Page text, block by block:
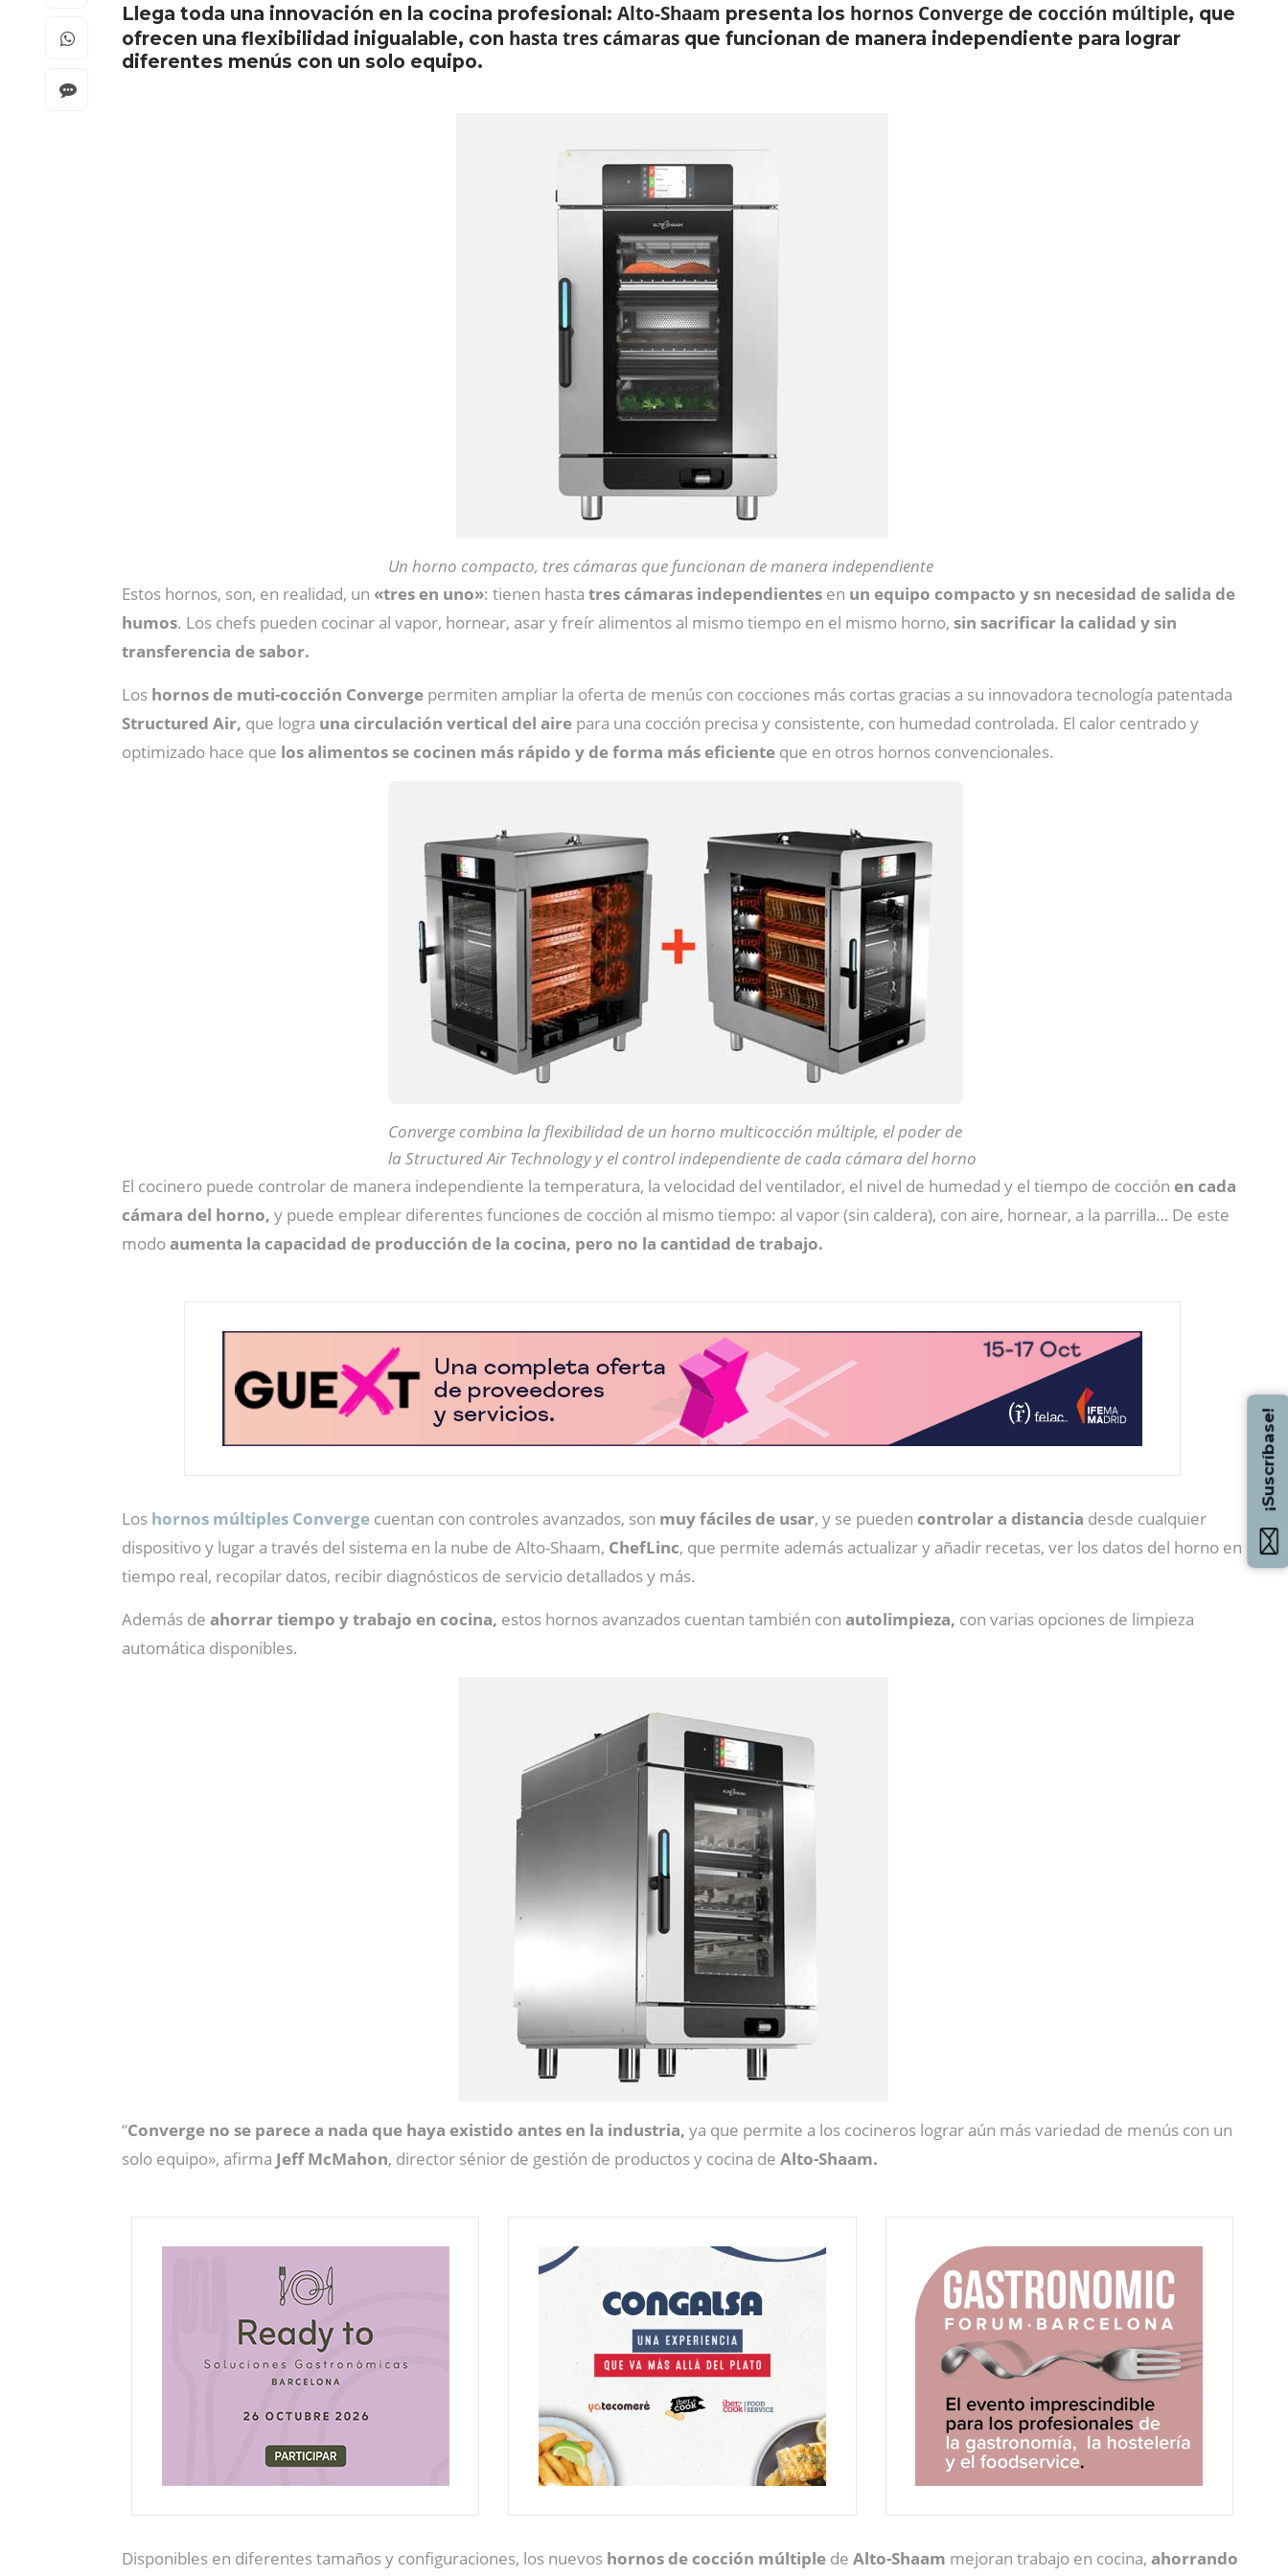
Llega toda una innovación en la cocina profesional: Alto-Shaam presenta los hornos Converge de cocción múltiple, que
ofrecen una flexibilidad inigualable, con hasta tres cámaras que funcionan de manera independiente para lograr
diferentes menús con un solo equipo.
Un horno compacto, tres cámaras que funcionan de manera independiente
Estos hornos, son, en realidad, un «tres en uno»: tienen hasta tres cámaras independientes en un equipo compacto y sn necesidad de salida de
humos. Los chefs pueden cocinar al vapor, hornear, asar y freír alimentos al mismo tiempo en el mismo horno, sin sacrificar la calidad y sin
transferencia de sabor.
Los hornos de muti-cocción Converge permiten ampliar la oferta de menús con cocciones más cortas gracias a su innovadora tecnología patentada
Structured Air, que logra una circulación vertical del aire para una cocción precisa y consistente, con humedad controlada. El calor centrado y
optimizado hace que los alimentos se cocinen más rápido y de forma más eficiente que en otros hornos convencionales.
Converge combina la flexibilidad de un horno multicocción múltiple, el poder de
la Structured Air Technology y el control independiente de cada cámara del horno
El cocinero puede controlar de manera independiente la temperatura, la velocidad del ventilador, el nivel de humedad y el tiempo de cocción en cada
cámara del horno, y puede emplear diferentes funciones de cocción al mismo tiempo: al vapor (sin caldera), con aire, hornear, a la parrilla… De este
modoaumenta la capacidad de producción de la cocina, pero no la cantidad de trabajo.
Los hornos múltiples Converge cuentan con controles avanzados, son muy fáciles de usar, y se pueden controlar a distancia desde cualquier
dispositivo y lugar a través del sistema en la nube de Alto-Shaam, ChefLinc, que permite además actualizar y añadir recetas, ver los datos del horno en
tiempo real, recopilar datos, recibir diagnósticos de servicio detallados y más.
Además de ahorrar tiempo y trabajo en cocina, estos hornos avanzados cuentan también con autolimpieza, con varias opciones de limpieza
automática disponibles.
“Converge no se parece a nada que haya existido antes en la industria, ya que permite a los cocineros lograr aún más variedad de menús con un
solo equipo», afirma Jeff McMahon, director sénior de gestión de productos y cocina de Alto-Shaam.
Disponibles en diferentes tamaños y configuraciones, los nuevos hornos de cocción múltiple de Alto-Shaam mejoran trabajo en cocina, ahorrando
¡Suscríbase!